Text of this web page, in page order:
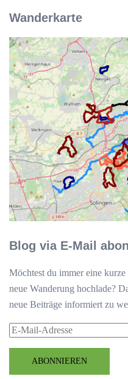
Wanderkarte
Blog via E-Mail
Möchtest du immer eine
neue Wanderung hochlade?
neue Beiträge informiert zu
E-
AdresseABONNIEREN